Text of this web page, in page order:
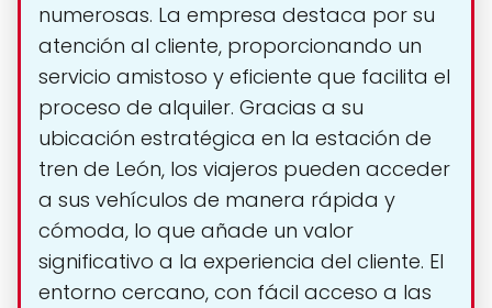
numerosas. La empresa destaca por su
atención al cliente, proporcionando un
servicio amistoso y eficiente que facilita el
proceso de alquiler. Gracias a su
ubicación estratégica en la estación de
tren de León, los viajeros pueden acceder
a sus vehículos de manera rápida y
cómoda, lo que añade un valor
significativo a la experiencia del cliente. El
entorno cercano, con fácil acceso a las